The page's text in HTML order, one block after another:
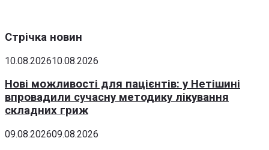
Стрічка новин
10.08.202610.08.2026
Нові можливості для пацієнтів: у Нетішині
впровадили сучасну методику лікування
складних гриж
09.08.202609.08.2026